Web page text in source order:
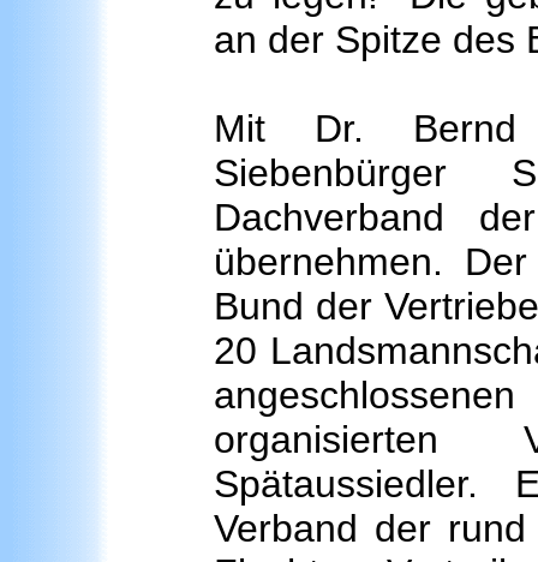
an der Spitze des
Mit Dr. Bernd
Siebenbürger
Dachverband
übernehmen.
Bund der
20
organisierten
Verband der